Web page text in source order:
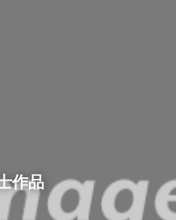
作品